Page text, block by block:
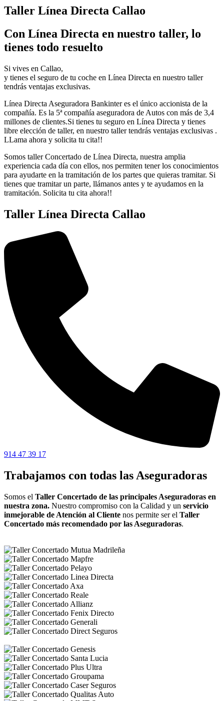
Taller Línea Directa Callao
Con Línea Directa en nuestro taller, lo
tienes todo resuelto
Si vives en Callao,
y tienes el seguro de tu coche en Línea Directa en nuestro taller
tendrás ventajas exclusivas.
Línea Directa Aseguradora Bankinter es el único accionista de la
compañía. Es la 5ª compañía aseguradora de Autos con más de 3,4
millones de clientes.Si tienes tu seguro en Línea Directa y tienes
libre elección de taller, en nuestro taller tendrás ventajas exclusivas .
LLama ahora y solicita tu cita!!
Somos taller Concertado de Línea Directa, nuestra amplia
experiencia cada día con ellos, nos permiten tener los conocimientos
para ayudarte en la tramitación de los partes que quieras tramitar. Si
tienes que tramitar un parte, llámanos antes y te ayudamos en la
tramitación. Solicita tu cita ahora!!
Taller Línea Directa Callao
914 47 39 17
Trabajamos con todas las Aseguradoras
Somos el Taller Concertado de las principales Aseguradoras en
nuestra zona. Nuestro compromiso con la Calidad y un servicio
inmejorable de Atención al Cliente nos permite ser el Taller
Concertado más recomendado por las Aseguradoras.